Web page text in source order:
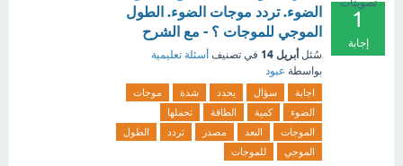
تصويتات
1
إجابة
الضوء. تردد موجات الضوء. الطول
الموجي للموجات ؟ - مع الشرح
سُئل أبريل 14 في تصنيف أسئلة تعليمية
بواسطة عبود
اجابة سؤال يحدد شدة
موجات
الضوء
كمية الطاقة
تحملها
الموجات
البعد مصدر تردد
الطول
الموجي
للموجات